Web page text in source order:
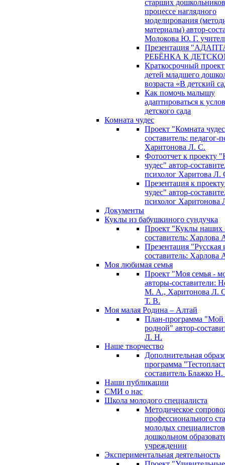
старших
процессе наглядного
моделирования
материалы) автор-
Молокова Ю. Г.
Презентация
РЕБЁНКА К
Краткосрочный
детей младшего
возраста «В детский
Как помочь малышу
адаптироваться к
детского сада
Комната чудес
Проект "Комната
составитель: педагог-
Харитонова Л. С.
Фотоотчет к проекту
чудес" автор-
психолог Харитова Л.
Презентация к
чудес" автор-
психолог Харитонова
Документы
Куклы из бабушкиного сундучка
Проект "Куклы наших
составитель:
Презентация "Русская
составитель:
Моя любимая семья
Проект "Моя семья -
авторы-составители:
М. А., Харитонова Л.
Т. В.
Моя малая Родина – Алтай
План-программа "Мой
родной" автор-
Л. Н.
Наше творчество
Дополнительная
программа
составитель Блажко
Наши публикации
СМИ о нас
Школа молодого специалиста
Методическое
профессионального
молодых
дошкольном
учреждении
Экспериментальная деятельность